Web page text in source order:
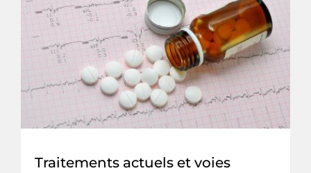
Traitements actuels et voies